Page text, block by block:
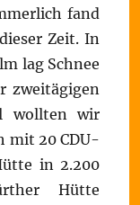
fand
Zeit. In
lag Schnee
zweitägigen
wollten wir
mit 20 CDU-
in 2.200
Hütte